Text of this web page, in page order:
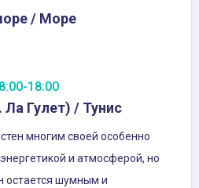
/ Море
18:00
Ла Гулет) / Тунис
многим своей особенно
и атмосферой, но
остается шумным и